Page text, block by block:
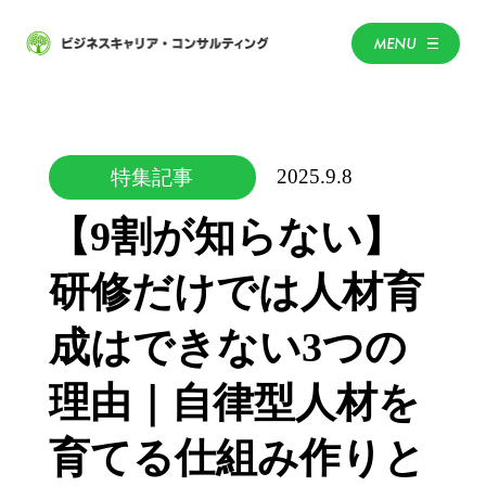
MENU
特集記事 2025.9.8
【9割が知らない】
研修だけでは人材育
成はできない3つの
理由｜自律型人材を
育てる仕組み作りと